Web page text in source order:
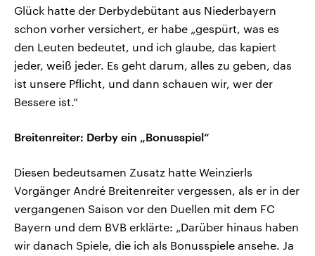
Glück hatte der Derbydebütant aus Niederbayern
schon vorher versichert, er habe „gespürt, was es
den Leuten bedeutet, und ich glaube, das kapiert
jeder, weiß jeder. Es geht darum, alles zu geben, das
ist unsere Pflicht, und dann schauen wir, wer der
Bessere ist.“
Breitenreiter: Derby ein „Bonusspiel“
Diesen bedeutsamen Zusatz hatte Weinzierls
Vorgänger André Breitenreiter vergessen, als er in der
vergangenen Saison vor den Duellen mit dem FC
Bayern und dem BVB erklärte: „Darüber hinaus haben
wir danach Spiele, die ich als Bonusspiele ansehe. Ja